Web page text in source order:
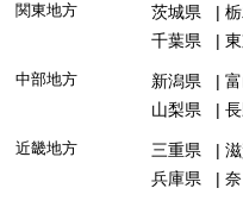
関東地方 茨城県
千葉県
中部地方 新潟県
山梨県
近畿地方 三重県
兵庫県